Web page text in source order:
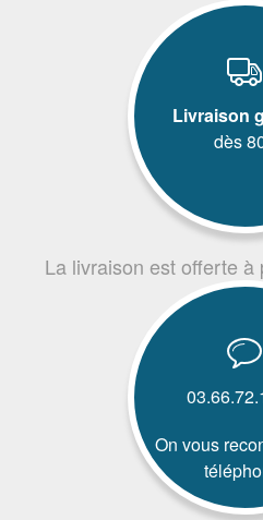
Livraison
dès
La livraison est offerte
On vous